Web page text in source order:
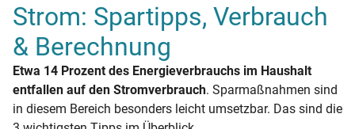
Strom: Spartipps, Verbrauch
& Berechnung
Etwa 14 Prozent des Energieverbrauchs im Haushalt
entfallen auf den Stromverbrauch. Sparmaßnahmen sind
in diesem Bereich besonders leicht umsetzbar. Das sind die